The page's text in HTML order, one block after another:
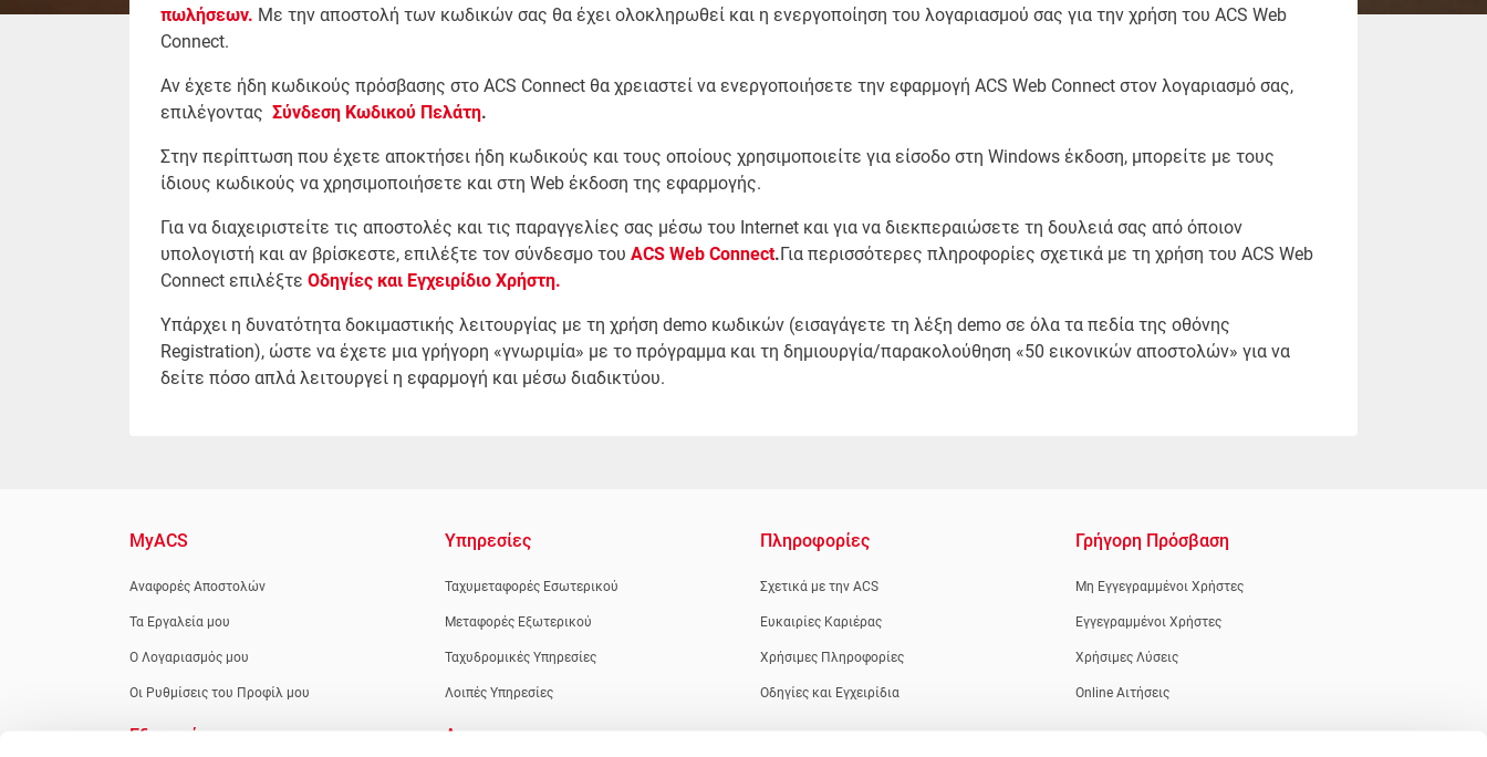
πωλήσεων. Με την αποστολή των κωδικών σας θα έχει ολοκληρωθεί και η ενεργοποίηση του λογαριασμού σας για την χρήση του ACS Web
Connect.
Αν έχετε ήδη κωδικούς πρόσβασης στο ACS Connect θα χρειαστεί να ενεργοποιήσετε την εφαρμογή ACS Web Connect στον λογαριασμό σας,
επιλέγοντας Σύνδεση Κωδικού Πελάτη.
Στην περίπτωση που έχετε αποκτήσει ήδη κωδικούς και τους οποίους χρησιμοποιείτε για είσοδο στη Windows έκδοση, μπορείτε με τους
ίδιους κωδικούς να χρησιμοποιήσετε και στη Web έκδοση της εφαρμογής.
Για να διαχειριστείτε τις αποστολές και τις παραγγελίες σας μέσω του Internet και για να διεκπεραιώσετε τη δουλειά σας από όποιον
υπολογιστή και αν βρίσκεστε, επιλέξτε τον σύνδεσμο του ACS Web Connect.Για περισσότερες πληροφορίες σχετικά με τη χρήση του ACS Web
Connect επιλέξτε Οδηγίες και Εγχειρίδιο Χρήστη.
Υπάρχει η δυνατότητα δοκιμαστικής λειτουργίας με τη χρήση demo κωδικών (εισαγάγετε τη λέξη demo σε όλα τα πεδία της οθόνης
Registration), ώστε να έχετε μια γρήγορη «γνωριμία» με το πρόγραμμα και τη δημιουργία/παρακολούθηση «50 εικονικών αποστολών» για να
δείτε πόσο απλά λειτουργεί η εφαρμογή και μέσω διαδικτύου.
MyACS
Αναφορές Αποστολών
Τα Εργαλεία μου
Ο Λογαριασμός μου
Οι Ρυθμίσεις του Προφίλ μου
Υπηρεσίες
Ταχυμεταφορές Εσωτερικού
Μεταφορές Εξωτερικού
Ταχυδρομικές Υπηρεσίες
Λοιπές Υπηρεσίες
Πληροφορίες
Σχετικά με την ACS
Ευκαιρίες Καριέρας
Χρήσιμες Πληροφορίες
Οδηγίες και Εγχειρίδια
Γρήγορη Πρόσβαση
Μη Εγγεγραμμένοι Χρήστες
Εγγεγραμμένοι Χρήστες
Χρήσιμες Λύσεις
Online Αιτήσεις
Εξυπηρέτηση Apps